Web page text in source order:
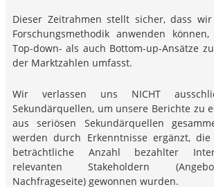
Dieser Zeitrahmen stellt sicher, dass
Forschungsmethodik anwenden
Top-down- als auch Bottom-up-Ansätze
der Marktzahlen umfasst.
Wir verlassen uns NICHT
Sekundärquellen, um unsere Berichte zu
aus seriösen Sekundärquellen
werden durch Erkenntnisse ergänzt,
beträchtliche Anzahl bezahlter
relevanten Stakeholdern
Nachfrageseite) gewonnen wurden.